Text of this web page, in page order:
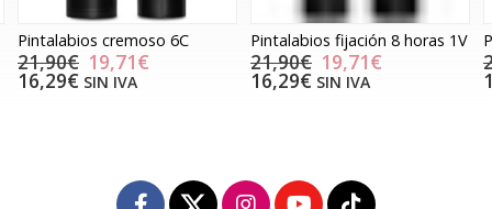
Pintalabios cremoso 6C
21,90€ 19,71€
16,29€ SIN IVA
Pintalabios fijación 8 horas 1V
21,90€ 19,71€
16,29€ SIN IVA